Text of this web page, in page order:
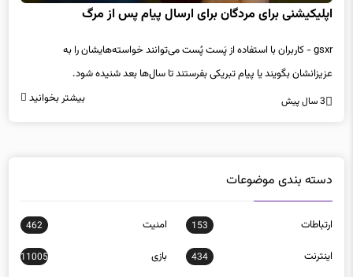
اپلیکیشنی برای مردگان برای ارسال پیام پس از مرگ
gsxr - کاربران با استفاده از پَست‌ پُست می‌توانند خواسته‌هایشان را به
عزیزانشان بگویند یا پیام تبریکی بفرستند تا سال‌ها بعد شنیده شود.
3 سال پیش بیشتر بخوانید
دسته بندی موضوعات
ارتباطات 153 امنيت 462
اينترنت 434 بازی 11005